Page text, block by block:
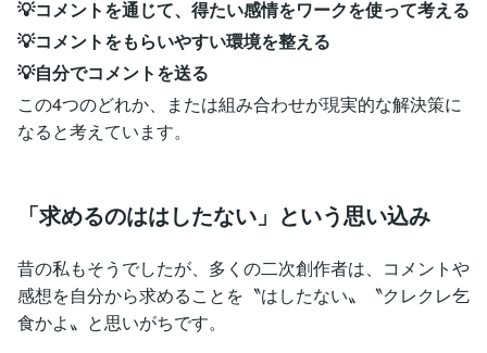
💡コメントを通じて、得たい感情をワークを使って考える
💡コメントをもらいやすい環境を整える
💡自分でコメントを送る
この4つのどれか、または組み合わせが現実的な解決策に
なると考えています。
「求めるのははしたない」という思い込み
昔の私もそうでしたが、多くの二次創作者は、コメントや
感想を自分から求めることを〝はしたない〟〝クレクレ乞
食かよ〟と思いがちです。